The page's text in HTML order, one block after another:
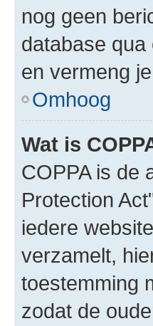
nog geen
database
en vermeng
Omhoog
Wat is
COPPA is de
Protection
iedere
verzamelt,
toestemming
zodat de